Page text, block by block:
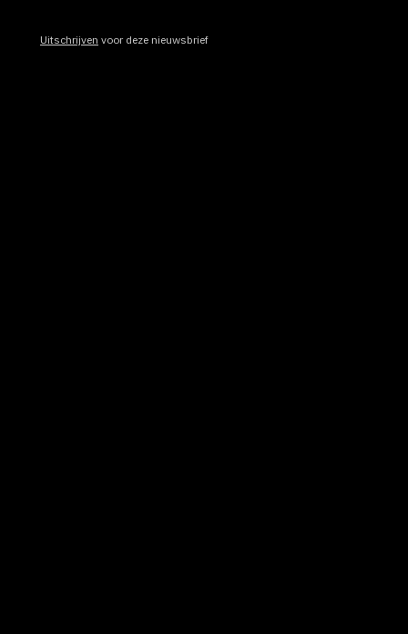
Uitschrijven voor deze nieuwsbrief